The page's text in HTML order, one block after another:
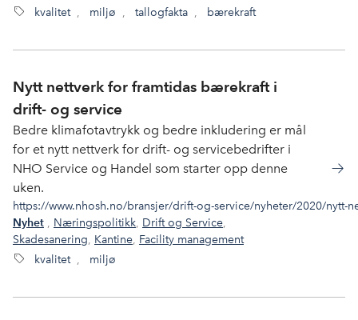
kvalitet , miljø , tallogfakta , bærekraft
Nytt nettverk for framtidas bærekraft i
drift- og service
Bedre klimafotavtrykk og bedre inkludering er mål
for et nytt nettverk for drift- og servicebedrifter i
NHO Service og Handel som starter opp denne
uken.
https://www.nhosh.no/bransjer/drift-og-service/nyheter/2020/nytt-
Nyhet , Næringspolitikk, Drift og Service,
Skadesanering, Kantine, Facility management
kvalitet , miljø